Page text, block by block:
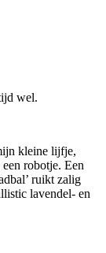
wel.
kleine lijfje,
robotje. Een
ruikt zalig
lavendel- en